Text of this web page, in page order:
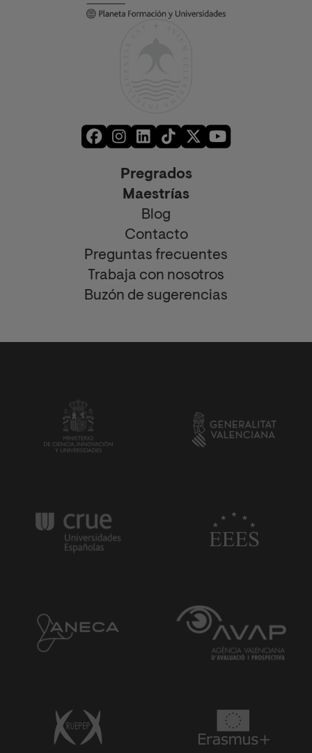
Pregrados
Maestrías
Blog
Contacto
Preguntas frecuentes
Trabaja con nosotros
Buzón de sugerencias